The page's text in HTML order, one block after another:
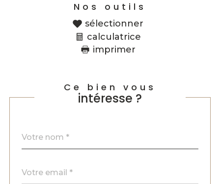
Nos outils
sélectionner
calculatrice
imprimer
Ce bien vous
intéresse ?
par
défaut
*
*